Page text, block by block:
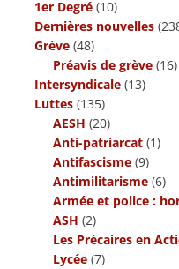
1er Degré (10)
Dernières nouvelles
Grève (48)
Préavis de grève (16)
Intersyndicale (13)
Luttes (135)
AESH (20)
Anti-patriarcat (1)
Antifascisme (9)
Antimilitarisme (6)
Armée et police :
ASH (2)
Les Précaires en
Lycée (7)